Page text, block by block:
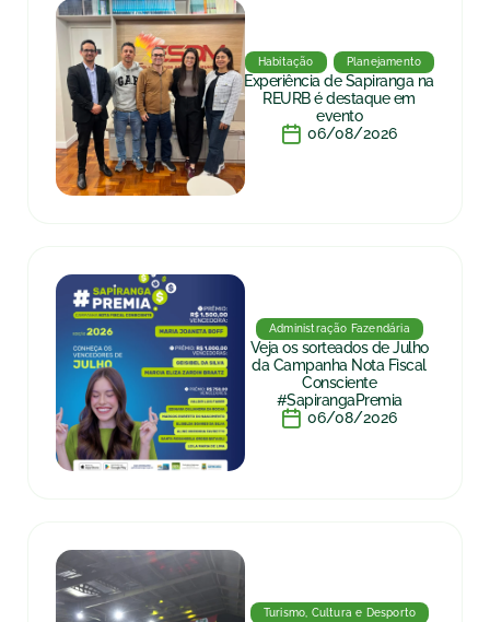
Habitação Planejamento
Experiência de Sapiranga na
REURB é destaque em
evento
06/08/2026
Administração Fazendária
Veja os sorteados de Julho
da Campanha Nota Fiscal
Consciente
#SapirangaPremia
06/08/2026
Turismo, Cultura e Desporto